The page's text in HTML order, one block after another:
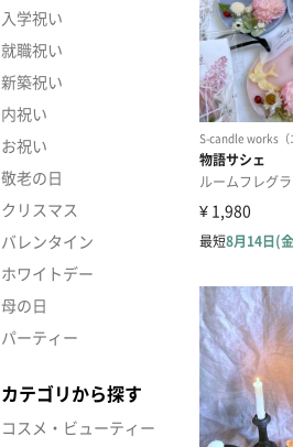
入学祝い
就職祝い
新築祝い
内祝い
お祝い
敬老の日
クリスマス
バレンタイン
ホワイトデー
母の日
パーティー
カテゴリから探す
コスメ・ビューティー